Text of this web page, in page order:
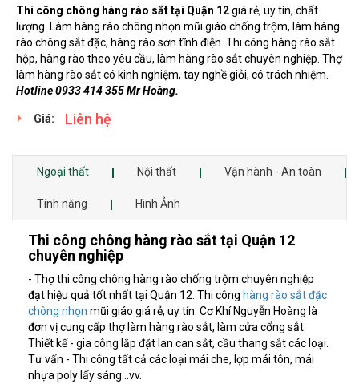
Thi công chông hàng rào sắt tại Quận 12giá rẻ, uy tín, chất
lượng. Làm hàng rào chông nhọn mũi giáo chống trộm, làm hàng
rào chông sắt đặc, hàng rào sơn tĩnh điện. Thi công hàng rào sắt
hộp, hàng rào theo yêu cầu, làm hàng rào sắt chuyên nghiệp. Thợ
làm hàng rào sắt có kinh nghiệm, tay nghề giỏi, có trách nhiệm.
Hotline 0933 414 355 Mr Hoàng.
Giá: Liên hệ
Ngoại thất Nội thất Vận hành - An toàn
Tính năng Hình Ảnh
Thi công chông hàng rào sắt tại Quận 12
chuyên nghiệp
- Thợ thi công chông hàng rào chống trộm chuyên nghiệp
đạt hiệu quả tốt nhất tại Quận 12. Thi công hàng rào sắt đặc
chông nhọn mũi giáo giá rẻ, uy tín. Cơ Khí Nguyễn Hoàng là
đơn vị cung cấp thợ làm hàng rào sắt, làm cửa cổng sắt.
Thiết kế - gia công lắp đặt lan can sắt, cầu thang sắt các loại.
Tư vấn - Thi công tất cả các loại mái che, lợp mái tôn, mái
nhựa poly lấy sáng…vv.